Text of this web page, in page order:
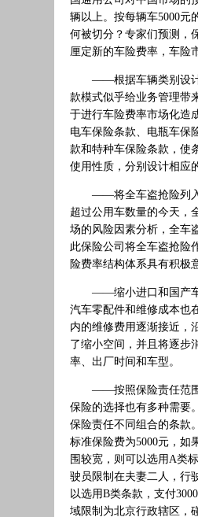
辆以上。按每辆车5000元
何被切分？专家们预测，
厘定新的车险费率，车险
——根据车辆类别设计
款模式似乎给业务管理带
于进行车险费率市场化造
电车保险条款、电瓶车保
款和特种车保险条款，使
使用性质，分别设计相应
——将全车盗抢险列入
超过公用车数量的今天，
场的风险因素分析，全车
此保险公司将全车盗抢险
险费率结构体系具有积极
——缩小进口和国产车
汽车零配件和维修成本也
内的维修费用逐渐接近，
了缩小空间，并且将逐步
率、出厂时间和车型。
——按照保险责任范围
保险的选择也有多种需要
保险责任不同组合的条款
标准保险费为5000元，如
围较宽，则可以选用A类
驶员限制在夫妻二人，行
以选用B类条款，支付
域限制为北京行政辖区，